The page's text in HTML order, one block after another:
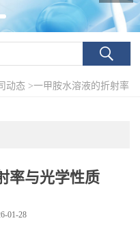
动态 >一甲胺水溶液的折射率
率与光学性质
01-28